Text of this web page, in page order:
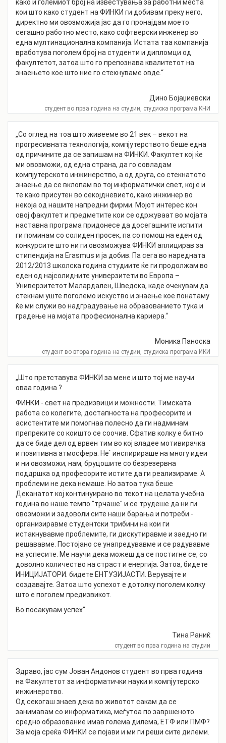
како и големиот број на известувања за работни места
кои што како студент на ФИНКИ ги добивам преку него,
директно ми овозможија јас да го пронајдам моето
сегашно работно место, како софтверски инженер во
една мултинационална компанија. Истата таа компанија
вработува поголем број на студенти и дипломци од
факултетот, затоа што го препознава квалитетот на
знаењето кое што ние го стекнуваме овде.“
Дино Бојаџиевски
студент во прва година на студии, студиска програма КНИ
„Со оглед на тоа што живееме во 21 век – векот на
прогресивната технологија, компјутерството беше една
од причините да се запишам на ФИНКИ. Факултет кој ќе
ми овозможи, од една страна, да го совладам
компјутерското инжинерство, а од друга, со стекнатото
знаење да се вклопам во тој информатички свет, кој е и
те како присутен во секојдневието, како инжинер во
некоја од нашите напредни фирми. Мојот интерес кон
овој факултет и предметите кои се одржуваат во мојата
наставна програма придонесе да досегашните испити
ги поминам со солиден просек, па со помош на еден од
конкурсите што ни ги овозможува ФИНКИ аплицирав за
стипендија на Erasmus и ја добив. Па сега во наредната
2012/2013 школска година студиите ќе ги продолжам во
еден од најсолидните универзитети во Европа –
Универзитетот Малардален, Шведска, каде очекувам да
стекнам уште поголемо искуство и знаење кое понатаму
ќе ми служи во надградување на образованието тука и
градење на мојата професионална кариера.“
Моника Паноска
студент во втора година на студии, студиска програма ИКИ
„Што претставува ФИНКИ за мене и што тој ме научи
оваа година ?
ФИНКИ - свет на предизвици и можности. Тимската
работа со колегите, достапноста на професорите и
асистентите ми помогнаа полесно да ги надминам
препреките со коишто се соочив. Сфатив колку е битно
да се биде дел од врвен тим во кој владее мотивирачка
и позитивна атмосфера. Не` инспирираше на многу идеи
и ни овозможи, нам, бруцошите со безрезервна
поддршка од професорите истите да ги реализираме. А
проблеми не дека немаше. Но затоа тука беше
Деканатот кој континуирано во текот на целата учебна
година во наше темпо "трчаше" и се трудеше да ни ги
овозможи и задоволи сите наши барања и потреби -
организиравме студентски трибини на кои ги
истакнувавме проблемите, ги дискутиравме и заедно ги
решававме. Постојано се унапредувавме и се радувавме
на успесите. Ме научи дека можеш да се постигне се, со
доволно количество на страст и енергија. Затоа, бидете
ИНИЦИЈАТОРИ. бидете ЕНТУЗИЈАСТИ. Верувајте и
создавајте. Затоа што успехот е дотолку поголем колку
што е поголем предизвикот.
Во посакувам успех“
Тина Раниќ
студент во прва година на студии
Здраво, јас сум Јован Андонов студент во прва година
на Факултетот за информатички науки и компјутерско
инжинерство.
Од секогаш знаев дека во животот сакам да се
занимавам со информатика, меѓутоа по завршеното
средно образование имав голема дилема, ЕТФ или ПМФ?
За моја среќа ФИНКИ се појави и ми ги реши сите дилеми.